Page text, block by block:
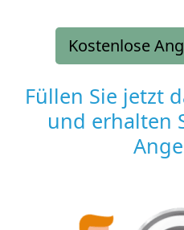
Kostenlose
Füllen Sie jetzt
und erhalten